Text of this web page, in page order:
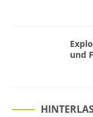
und